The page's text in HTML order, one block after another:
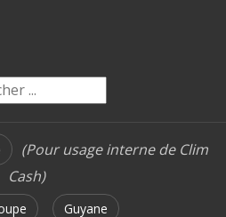
(Pour usage interne de Clim
Cash)
Guyane